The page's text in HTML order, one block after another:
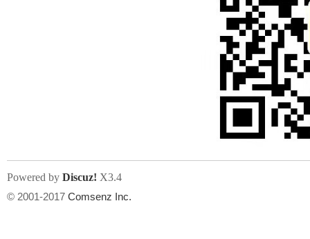
Powered by Discuz! X3.4
© 2001-2017 Comsenz Inc.